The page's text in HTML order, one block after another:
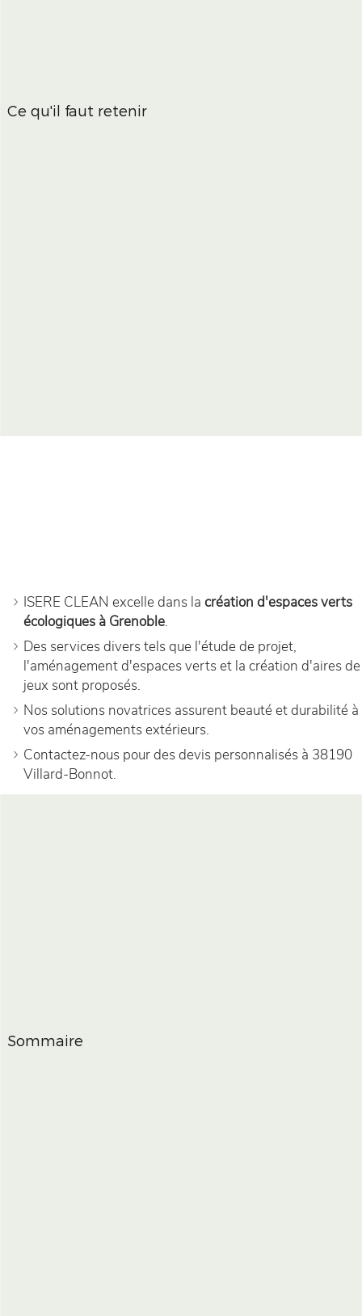
Ce qu'il faut retenir
ISERE CLEAN excelle dans la création d'espaces verts
écologiques à Grenoble.
Des services divers tels que l'étude de projet,
l'aménagement d'espaces verts et la création d'aires de
jeux sont proposés.
Nos solutions novatrices assurent beauté et durabilité à
vos aménagements extérieurs.
Contactez-nous pour des devis personnalisés à 38190
Villard-Bonnot.
Sommaire